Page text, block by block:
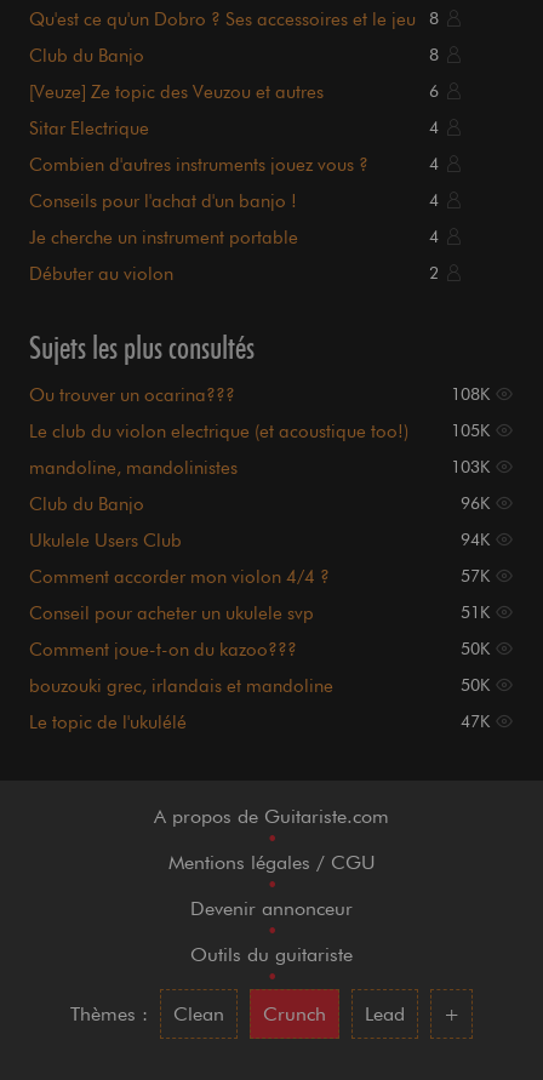
Qu'est ce qu'un Dobro ? Ses accessoires et le jeu
8
Club du Banjo 8
[Veuze] Ze topic des Veuzou et autres
6
Sitar Electrique 4
Combien d'autres instruments jouez vous ? 4
Conseils pour l'achat d'un banjo ! 4
Je cherche un instrument portable 4
Débuter au violon 2
Sujets les plus consultés
Ou trouver un ocarina??? 108K
Le club du violon electrique (et acoustique too!) 105K
mandoline, mandolinistes 103K
Club du Banjo 96K
Ukulele Users Club 94K
Comment accorder mon violon 4/4 ? 57K
Conseil pour acheter un ukulele svp 51K
Comment joue-t-on du kazoo??? 50K
bouzouki grec, irlandais et mandoline 50K
Le topic de l'ukulélé 47K
A propos de Guitariste.com
•
Mentions légales / CGU
•
Devenir annonceur
•
Outils du guitariste
•
Thèmes :
Clean Crunch Lead +